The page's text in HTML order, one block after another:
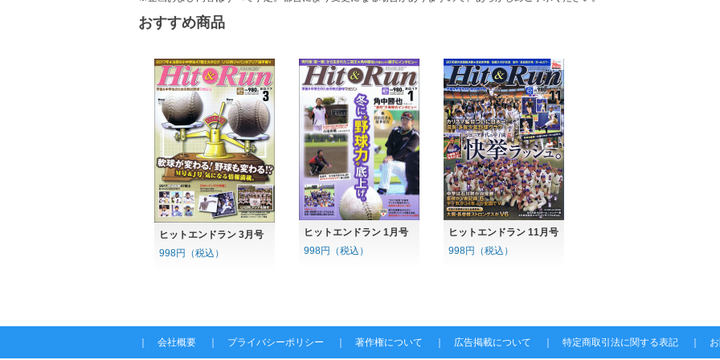
おすすめ商品
ヒットエンドラン 3月号
998円（税込）
ヒットエンドラン 1月号
998円（税込）
ヒットエンドラン 11月号
998円（税込）
｜会社概要｜プライバシーポリシー｜著作権について｜広告掲載について｜特定商取引法に関する表記｜